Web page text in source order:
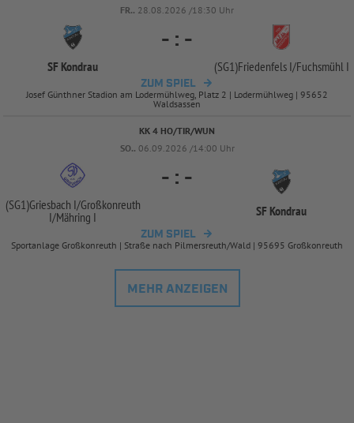
FR.. 28.08.2026 /18:30 Uhr
SF Kondrau
- : -
(SG1)Friedenfels I/Fuchsmühl I
ZUM SPIEL
Josef Günthner Stadion am Lodermühlweg, Platz 2 | Lodermühlweg | 95652
Waldsassen
KK 4 HO/TIR/WUN
SO.. 06.09.2026 /14:00 Uhr
(SG1)Griesbach I/Großkonreuth
I/Mähring I
- : -
SF Kondrau
ZUM SPIEL
Sportanlage Großkonreuth | Straße nach Pilmersreuth/Wald | 95695 Großkonreuth
MEHR ANZEIGEN